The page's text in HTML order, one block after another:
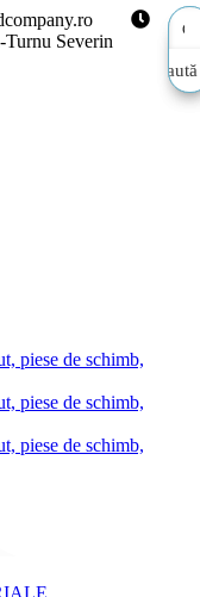
Turnu Severin
Caută
Caută